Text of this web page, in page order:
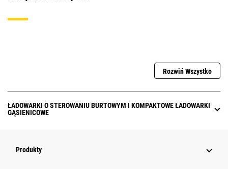
Rozwiń Wszystko
ŁADOWARKI O STEROWANIU BURTOWYM I KOMPAKTOWE ŁADOWARKI
GĄSIENICOWE
Produkty